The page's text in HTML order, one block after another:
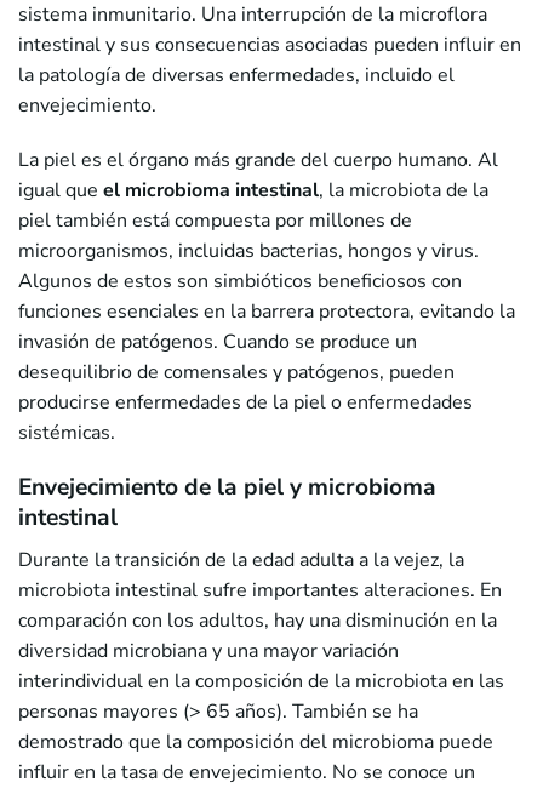
sistema inmunitario. Una interrupción de la microflora
intestinal y sus consecuencias asociadas pueden influir en
la patología de diversas enfermedades, incluido el
envejecimiento.
La piel es el órgano más grande del cuerpo humano. Al
igual que el microbioma intestinal, la microbiota de la
piel también está compuesta por millones de
microorganismos, incluidas bacterias, hongos y virus.
Algunos de estos son simbióticos beneficiosos con
funciones esenciales en la barrera protectora, evitando la
invasión de patógenos. Cuando se produce un
desequilibrio de comensales y patógenos, pueden
producirse enfermedades de la piel o enfermedades
sistémicas.
Envejecimiento de la piel y microbioma
intestinal
Durante la transición de la edad adulta a la vejez, la
microbiota intestinal sufre importantes alteraciones. En
comparación con los adultos, hay una disminución en la
diversidad microbiana y una mayor variación
interindividual en la composición de la microbiota en las
personas mayores (> 65 años). También se ha
demostrado que la composición del microbioma puede
influir en la tasa de envejecimiento. No se conoce un